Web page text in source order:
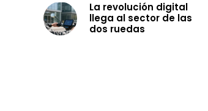
La revolución digital
llega al sector de las
dos ruedas